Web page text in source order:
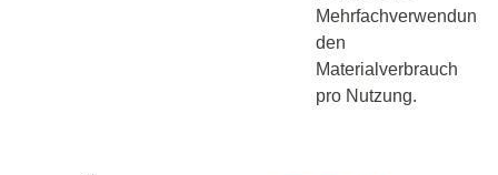
Mehrfachverwendung
den
Materialverbrauch
pro Nutzung.